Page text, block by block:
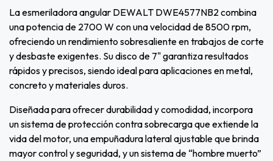
La esmeriladora angular DEWALT DWE4577NB2 combina
una potencia de 2700 W con una velocidad de 8500 rpm,
ofreciendo un rendimiento sobresaliente en trabajos de corte
y desbaste exigentes. Su disco de 7" garantiza resultados
rápidos y precisos, siendo ideal para aplicaciones en metal,
concreto y materiales duros.
Diseñada para ofrecer durabilidad y comodidad, incorpora
un sistema de protección contra sobrecarga que extiende la
vida del motor, una empuñadura lateral ajustable que brinda
mayor control y seguridad, y un sistema de “hombre muerto”